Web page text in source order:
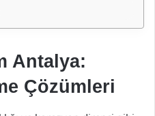
Antalya:
Çözümleri